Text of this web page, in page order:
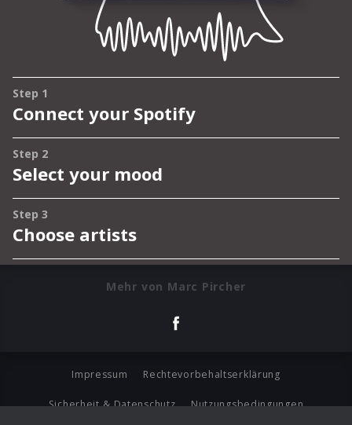
Mehr von Marc Pircher
Impressum Rechtevorbehaltserklärung
Sicherheit & Datenschutz Nutzungsbedingungen